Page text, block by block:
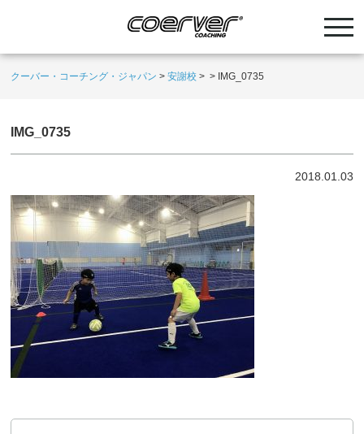
クーバー・コーチング・ジャパン >安謝校 > > IMG_0735
IMG_0735
2018.01.03